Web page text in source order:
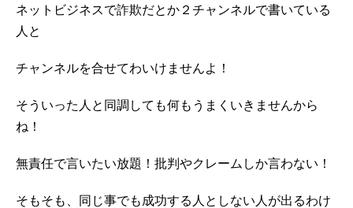
ネットビジネスで詐欺だとか２チャンネルで書いている
人と
チャンネルを合せてわいけませんよ！
そういった人と同調しても何もうまくいきませんから
ね！
無責任で言いたい放題！批判やクレームしか言わない！
そもそも、同じ事でも成功する人としない人が出るわけ